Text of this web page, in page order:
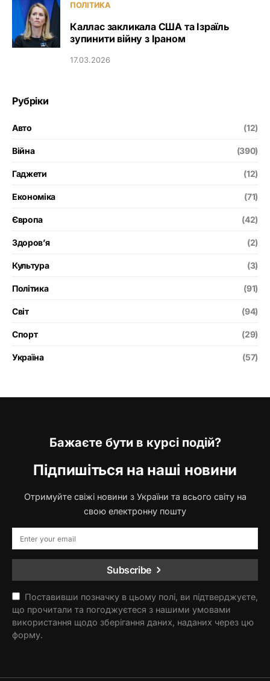
ПОЛІТИКА
Каллас закликала США та Ізраїль
зупинити війну з Іраном
17.03.2026
Рубріки
Авто (12)
Війна (390)
Гаджети (12)
Економіка (71)
Європа (42)
Здоров’я (2)
Культура (3)
Політика (91)
Світ (94)
Спорт (29)
Україна (57)
Бажаєте бути в курсі подій?
Підпишіться на наші новини
Отримуйте свіжі новини з України та всього світу на
свою електронну пошту
Subscribe
Поставивши позначку в цьому полі, ви підтверджуєте,
що прочитали та погоджуєтеся з нашими умовами
використання щодо зберігання даних, наданих через цю
форму.